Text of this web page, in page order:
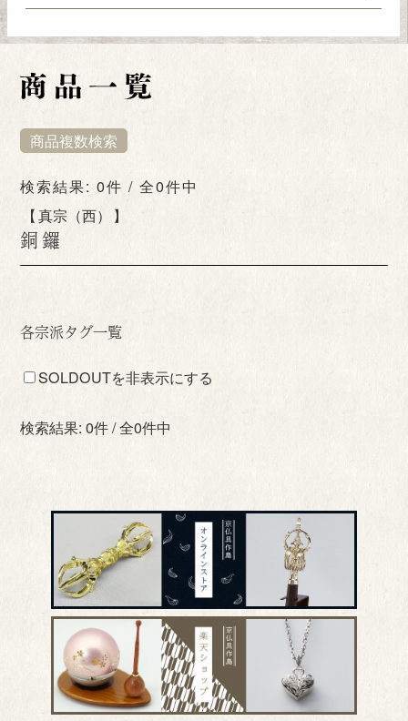
商品複数検索
銅鑼
真宗（西）
検索結果: 0件 / 全0件中
各宗派タグ一覧
SOLDOUTを非表示にする
検索結果: 0件 / 全0件中